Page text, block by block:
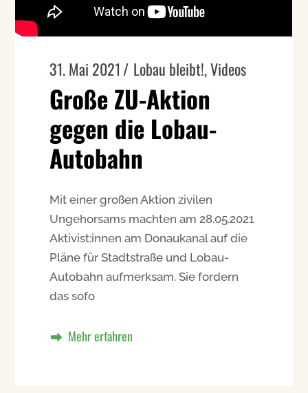
31. Mai 2021 Lobau bleibt!,Videos
Große ZU-Aktion
gegen die Lobau-
Autobahn
Mit einer großen Aktion zivilen
Ungehorsams machten am 28.05.2021
Aktivist:innen am Donaukanal auf die
Pläne für Stadtstraße und Lobau-
Autobahn aufmerksam. Sie fordern
das sofo